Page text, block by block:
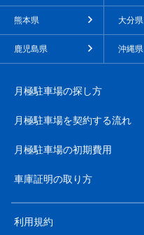
熊本県 大分県
鹿児島県 沖縄県
月極駐車場の探し方
月極駐車場を契約する流れ
月極駐車場の初期費用
車庫証明の取り方
利用規約